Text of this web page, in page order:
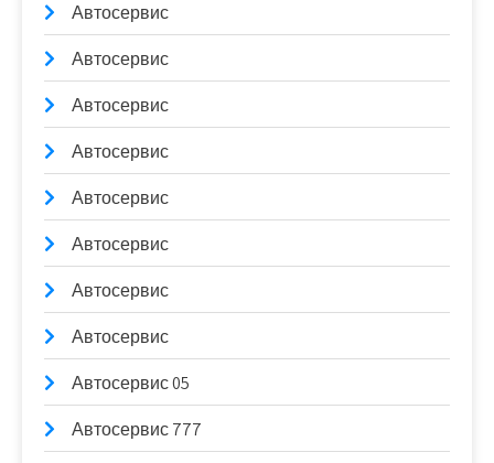
Автосервис
Автосервис
Автосервис
Автосервис
Автосервис
Автосервис
Автосервис
Автосервис
Автосервис 05
Автосервис 777